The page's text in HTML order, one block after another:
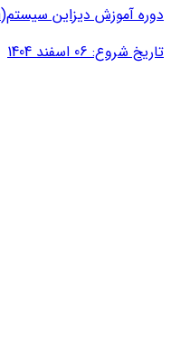
دوره آموزش دیزاین سیستم(Design System) جامع
تاریخ شروع: 06 اسفند 1404